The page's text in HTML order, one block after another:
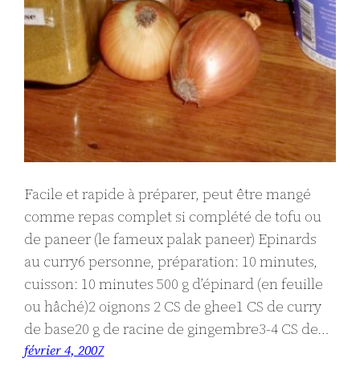
Facile et rapide à préparer, peut être mangé
comme repas complet si complété de tofu ou
de paneer (le fameux palak paneer) Epinards
au curry6 personne, préparation: 10 minutes,
cuisson: 10 minutes 500 g d’épinard (en feuille
ou hâché)2 oignons 2 CS de ghee1 CS de curry
de base20 g de racine de gingembre3-4 CS de…
février 4, 2007